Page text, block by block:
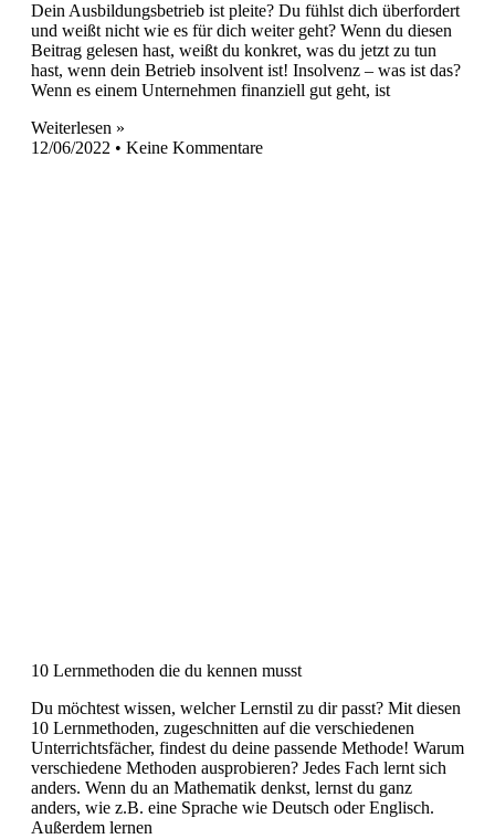
Dein Ausbildungsbetrieb ist pleite? Du fühlst dich überfordert
und weißt nicht wie es für dich weiter geht? Wenn du diesen
Beitrag gelesen hast, weißt du konkret, was du jetzt zu tun
hast, wenn dein Betrieb insolvent ist! Insolvenz – was ist das?
Wenn es einem Unternehmen finanziell gut geht, ist
Weiterlesen »
12/06/2022
Keine Kommentare
10 Lernmethoden die du kennen musst
Du möchtest wissen, welcher Lernstil zu dir passt? Mit diesen
10 Lernmethoden, zugeschnitten auf die verschiedenen
Unterrichtsfächer, findest du deine passende Methode! Warum
verschiedene Methoden ausprobieren? Jedes Fach lernt sich
anders. Wenn du an Mathematik denkst, lernst du ganz
anders, wie z.B. eine Sprache wie Deutsch oder Englisch.
Außerdem lernen